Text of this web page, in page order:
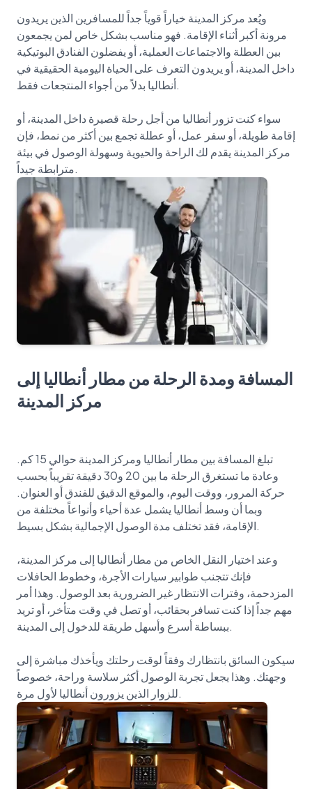
ويُعد مركز المدينة خياراً قوياً جداً للمسافرين الذين يريدون
مرونة أكبر أثناء الإقامة. فهو مناسب بشكل خاص لمن يجمعون
بين العطلة والاجتماعات العملية، أو يفضلون الفنادق البوتيكية
داخل المدينة، أو يريدون التعرف على الحياة اليومية الحقيقية في
أنطاليا بدلاً من أجواء المنتجعات فقط.
سواء كنت تزور أنطاليا من أجل رحلة قصيرة داخل المدينة، أو
إقامة طويلة، أو سفر عمل، أو عطلة تجمع بين أكثر من نمط، فإن
مركز المدينة يقدم لك الراحة والحيوية وسهولة الوصول في بيئة
المسافة ومدة الرحلة من مطار أنطاليا إلى
مركز المدينة
تبلغ المسافة بين مطار أنطاليا ومركز المدينة حوالي 15 كم.
وعادة ما تستغرق الرحلة ما بين 20 و30 دقيقة تقريباً بحسب
حركة المرور، ووقت اليوم، والموقع الدقيق للفندق أو العنوان.
وبما أن وسط أنطاليا يشمل عدة أحياء وأنواعاً مختلفة من
الإقامة، فقد تختلف مدة الوصول الإجمالية بشكل بسيط.
وعند اختيار النقل الخاص من مطار أنطاليا إلى مركز المدينة،
فإنك تتجنب طوابير سيارات الأجرة، وخطوط الحافلات
المزدحمة، وفترات الانتظار غير الضرورية بعد الوصول. وهذا أمر
مهم جداً إذا كنت تسافر بحقائب، أو تصل في وقت متأخر، أو تريد
ببساطة أسرع وأسهل طريقة للدخول إلى المدينة.
سيكون السائق بانتظارك وفقاً لوقت رحلتك ويأخذك مباشرة إلى
وجهتك. وهذا يجعل تجربة الوصول أكثر سلاسة وراحة، خصوصاً